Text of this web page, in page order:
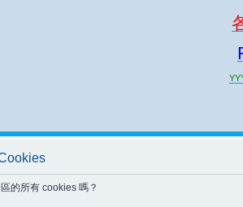
的所有 cookies 嗎？